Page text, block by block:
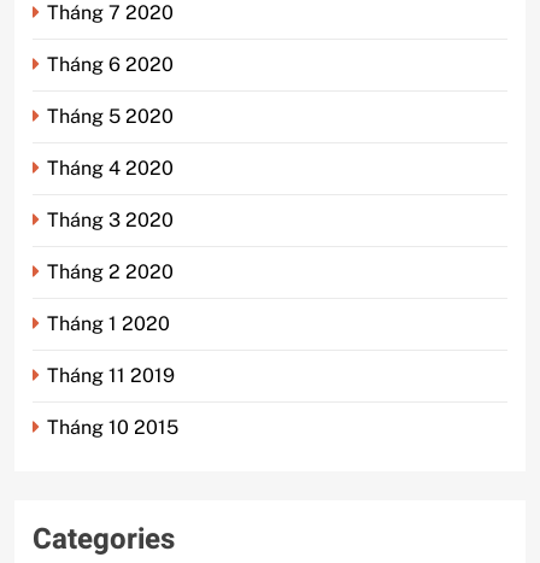
Tháng 7 2020
Tháng 6 2020
Tháng 5 2020
Tháng 4 2020
Tháng 3 2020
Tháng 2 2020
Tháng 1 2020
Tháng 11 2019
Tháng 10 2015
Categories